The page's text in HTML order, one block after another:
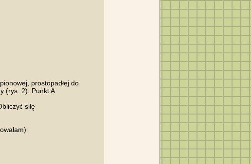
prostopadłej do
(rys. 2). Punkt A
siłę